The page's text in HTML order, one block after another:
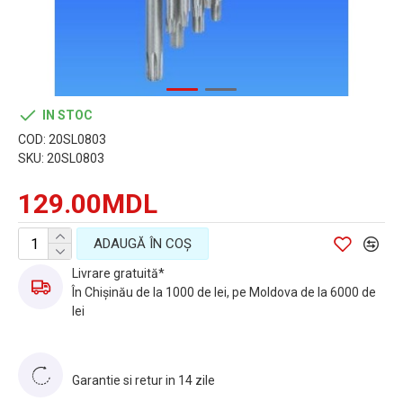
129.00MDL
IN STOC
COD: 20SL0803
SKU: 20SL0803
ADAUGĂ ÎN COŞ
Livrare gratuită*
În Chișinău de la 1000 de lei, pe Moldova de la 6000 de
lei
Garantie si retur in 14 zile